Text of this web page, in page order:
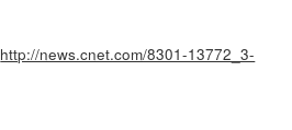
http://news.cnet.com/8301-13772_3-